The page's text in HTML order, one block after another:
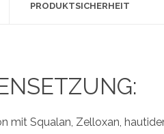
PRODUKTSICHERHEIT
mit Squalan, Zelloxan,